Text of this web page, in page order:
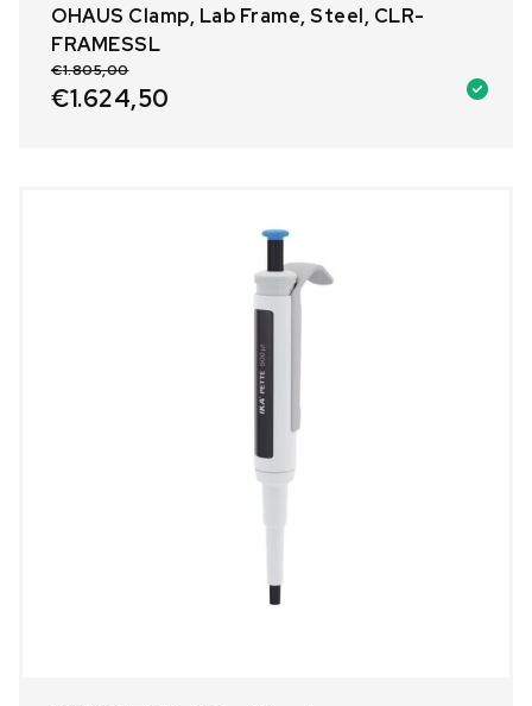
OHAUS Clamp, Lab Frame, Steel, CLR-
FRAMESSL
€1.805,00
€1.624,50